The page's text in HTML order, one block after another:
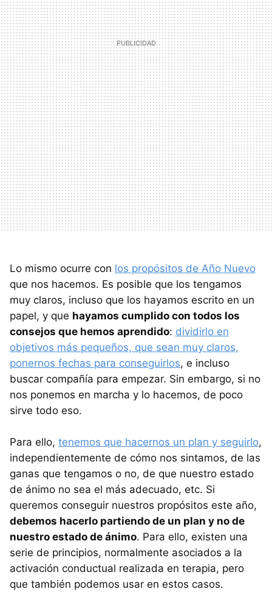
Lo mismo ocurre con los propósitos de Año Nuevo
que nos hacemos. Es posible que los tengamos
muy claros, incluso que los hayamos escrito en un
papel, y que hayamos cumplido con todos los
consejos que hemos aprendido: dividirlo en
objetivos más pequeños, que sean muy claros,
ponernos fechas para conseguirlos, e incluso
buscar compañía para empezar. Sin embargo, si no
nos ponemos en marcha y lo hacemos, de poco
sirve todo eso.
Para ello, tenemos que hacernos un plan y seguirlo,
independientemente de cómo nos sintamos, de las
ganas que tengamos o no, de que nuestro estado
de ánimo no sea el más adecuado, etc. Si
queremos conseguir nuestros propósitos este año,
debemos hacerlo partiendo de un plan y no de
nuestro estado de ánimo. Para ello, existen una
serie de principios, normalmente asociados a la
activación conductual realizada en terapia, pero
que también podemos usar en estos casos.